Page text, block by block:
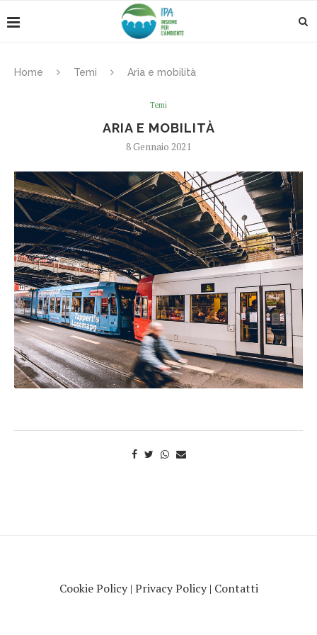
Home Temi Aria e mobilità
Temi
ARIA E MOBILITÀ
8 Gennaio 2021
Cookie Policy| Privacy Policy| Contatti